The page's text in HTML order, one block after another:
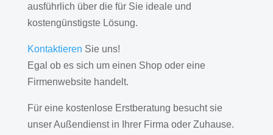
ausführlich über die für Sie ideale und
kostengünstigste Lösung.
Kontaktieren Sie uns!
Egal ob es sich um einen Shop oder eine
Firmenwebsite handelt.
Für eine kostenlose Erstberatung besucht sie
unser Außendienst in Ihrer Firma oder Zuhause.